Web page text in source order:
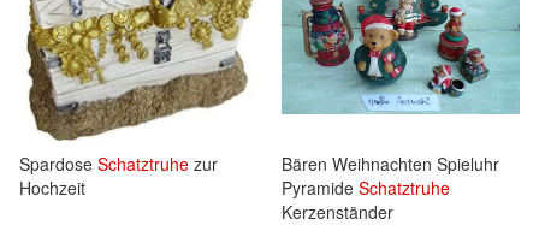
Spardose Schatztruhe zur
Hochzeit
Bären Weihnachten Spieluhr
Pyramide Schatztruhe
Kerzenständer